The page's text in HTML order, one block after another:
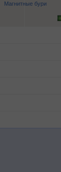
Магнитные бури